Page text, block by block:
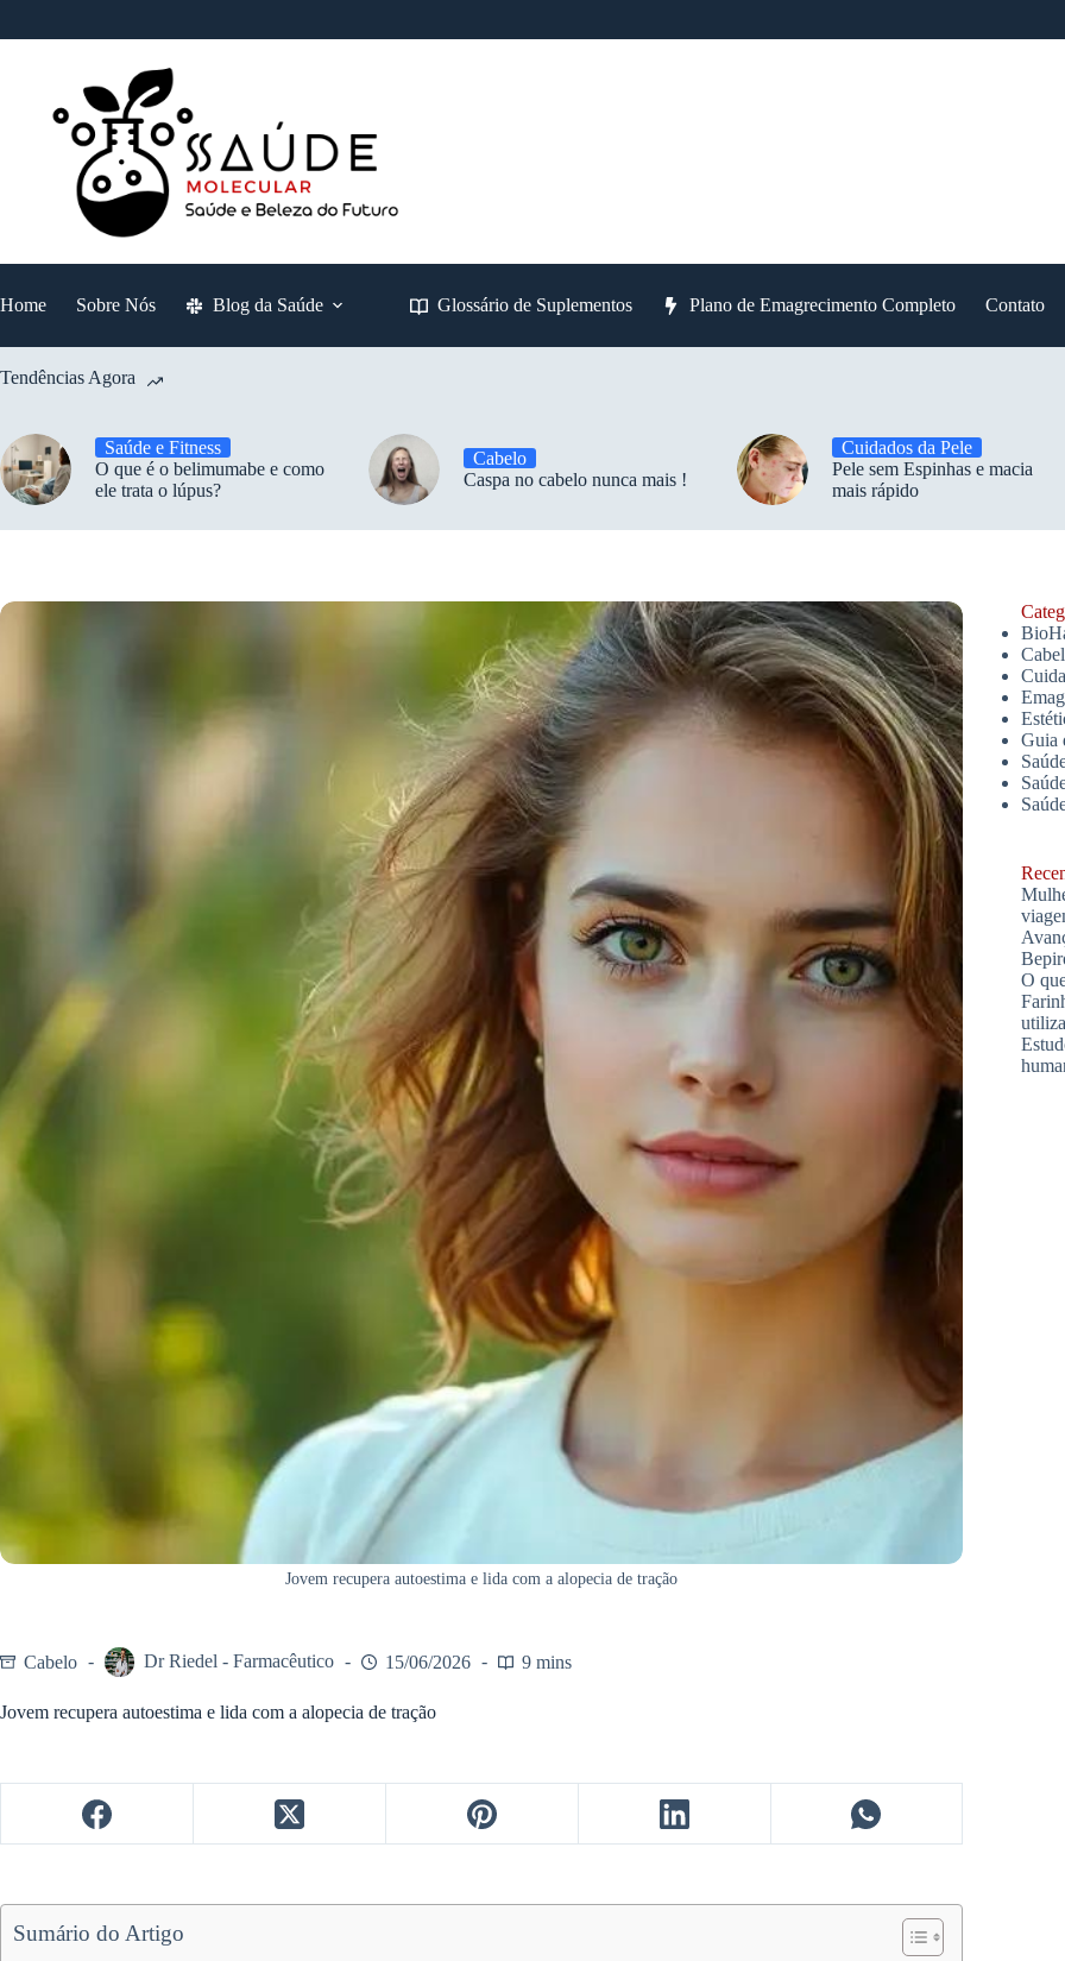
Home Sobre Nós Blog da Saúde Glossário de Suplementos Plano de Emagrecimento Completo Contato
Tendências Agora
Saúde e Fitness
O que é o belimumabe e como
ele trata o lúpus?
Cabelo
Caspa no cabelo nunca mais !
Cuidados da Pele
Pele sem Espinhas e macia
mais rápido
Jovem recupera autoestima e lida com a alopecia de tração
Cabelo Dr Riedel - Farmacêutico 15/06/2026 9 mins
Jovem recupera autoestima e lida com a alopecia de tração
Sumário do Artigo
Guia
O